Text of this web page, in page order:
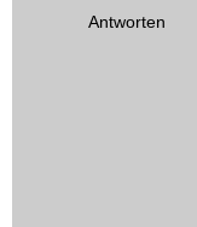
Antworten